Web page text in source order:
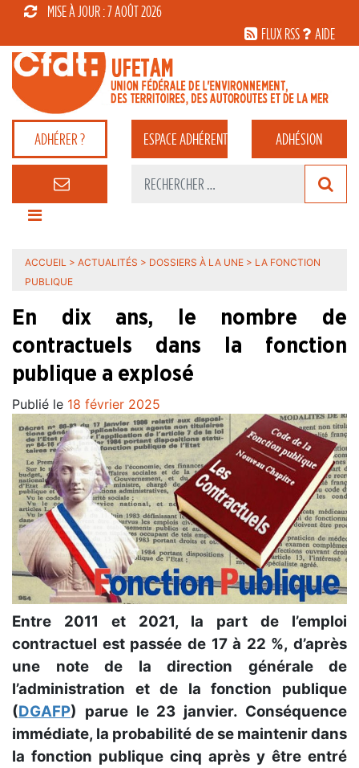
MISE À JOUR : 7 AOÛT 2026
FLUX RSS
AIDE
ADHÉRER ? ESPACEADHÉRENT ADHÉSION
ACCUEIL > ACTUALITÉS > DOSSIERS À LA UNE > LA FONCTION
PUBLIQUE
En dix ans, le nombre de
contractuels dans la fonction
publique a explosé
Publié le 18 février 2025
Entre 2011 et 2021, la part de l’emploi
contractuel est passée de 17 à 22 %, d’après
une note de la direction générale de
l’administration et de la fonction publique
(DGAFP) parue le 23 janvier. Conséquence
immédiate, la probabilité de se maintenir dans
la fonction publique cinq après y être entré